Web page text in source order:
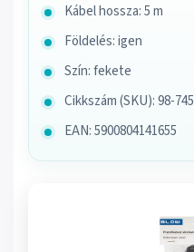
Kábel hossza: 5 m
Földelés: igen
Szín: fekete
Cikkszám (SKU): 98-745
EAN: 5900804141655